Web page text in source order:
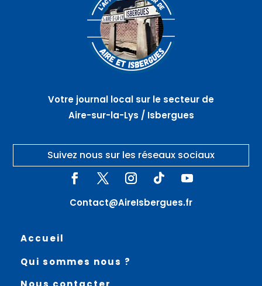
Votre journal local sur le secteur de
Aire-sur-la-Lys / Isbergues
Suivez nous sur les réseaux sociaux
Contact@AireIsbergues.fr
Accueil
Qui sommes nous ?